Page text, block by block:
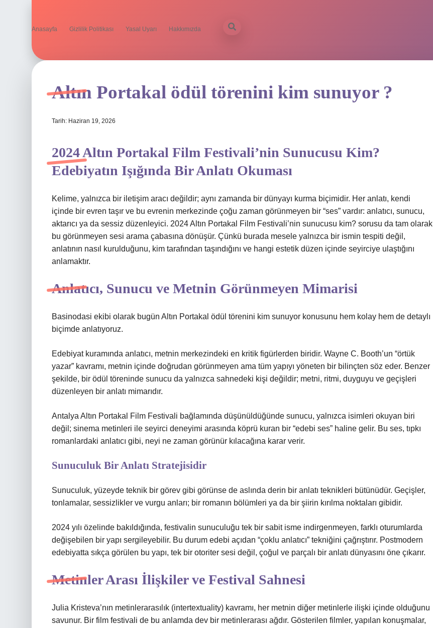
Anasayfa Gizlilik Politikası Yasal Uyarı Hakkımızda
Altın Portakal ödül törenini kim sunuyor ?
Tarih: Haziran 19, 2026
2024 Altın Portakal Film Festivali’nin Sunucusu Kim?
Edebiyatın Işığında Bir Anlatı Okuması
Kelime, yalnızca bir iletişim aracı değildir; aynı zamanda bir dünyayı kurma biçimidir. Her anlatı, kendi
içinde bir evren taşır ve bu evrenin merkezinde çoğu zaman görünmeyen bir “ses” vardır: anlatıcı, sunucu,
aktarıcı ya da sessiz düzenleyici. 2024 Altın Portakal Film Festivali’nin sunucusu kim? sorusu da tam olarak
bu görünmeyen sesi arama çabasına dönüşür. Çünkü burada mesele yalnızca bir ismin tespiti değil,
anlatının nasıl kurulduğunu, kim tarafından taşındığını ve hangi estetik düzen içinde seyirciye ulaştığını
anlamaktır.
Anlatıcı, Sunucu ve Metnin Görünmeyen Mimarisi
Basinodasi ekibi olarak bugün Altın Portakal ödül törenini kim sunuyor konusunu hem kolay hem de detaylı
biçimde anlatıyoruz.
Edebiyat kuramında anlatıcı, metnin merkezindeki en kritik figürlerden biridir. Wayne C. Booth’un “örtük
yazar” kavramı, metnin içinde doğrudan görünmeyen ama tüm yapıyı yöneten bir bilinçten söz eder. Benzer
şekilde, bir ödül töreninde sunucu da yalnızca sahnedeki kişi değildir; metni, ritmi, duyguyu ve geçişleri
düzenleyen bir anlatı mimarıdır.
Antalya Altın Portakal Film Festivali bağlamında düşünüldüğünde sunucu, yalnızca isimleri okuyan biri
değil; sinema metinleri ile seyirci deneyimi arasında köprü kuran bir “edebi ses” haline gelir. Bu ses, tıpkı
romanlardaki anlatıcı gibi, neyi ne zaman görünür kılacağına karar verir.
Sunuculuk Bir Anlatı Stratejisidir
Sunuculuk, yüzeyde teknik bir görev gibi görünse de aslında derin bir anlatı teknikleri bütünüdür. Geçişler,
tonlamalar, sessizlikler ve vurgu anları; bir romanın bölümleri ya da bir şiirin kırılma noktaları gibidir.
2024 yılı özelinde bakıldığında, festivalin sunuculuğu tek bir sabit isme indirgenmeyen, farklı oturumlarda
değişebilen bir yapı sergileyebilir. Bu durum edebi açıdan “çoklu anlatıcı” tekniğini çağrıştırır. Postmodern
edebiyatta sıkça görülen bu yapı, tek bir otoriter sesi değil, çoğul ve parçalı bir anlatı dünyasını öne çıkarır.
Metinler Arası İlişkiler ve Festival Sahnesi
Julia Kristeva’nın metinlerarasılık (intertextuality) kavramı, her metnin diğer metinlerle ilişki içinde olduğunu
savunur. Bir film festivali de bu anlamda dev bir metinlerarası ağdır. Gösterilen filmler, yapılan konuşmalar,